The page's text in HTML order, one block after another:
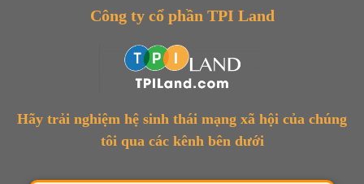
Công ty cổ phần TPI Land
Hãy trải nghiệm hệ sinh thái mạng xã hội của chúng
tôi qua các kênh bên dưới